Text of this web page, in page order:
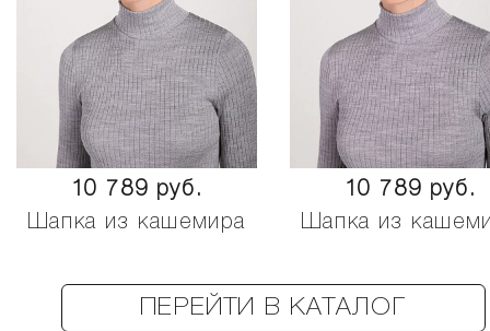
10 789 руб.
Шапка из кашемира
10 789 руб.
Шапка из
ПЕРЕЙТИ В КАТАЛОГ